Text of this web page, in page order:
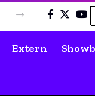
Extern